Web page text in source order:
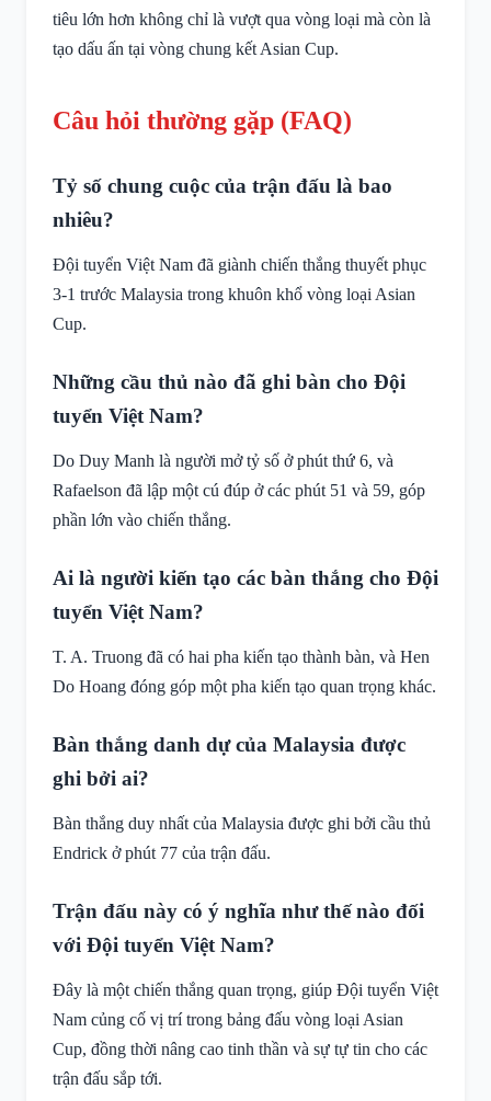
tiêu lớn hơn không chỉ là vượt qua vòng loại mà còn là
tạo dấu ấn tại vòng chung kết Asian Cup.
Câu hỏi thường gặp (FAQ)
Tỷ số chung cuộc của trận đấu là bao
nhiêu?
Đội tuyển Việt Nam đã giành chiến thắng thuyết phục
3-1 trước Malaysia trong khuôn khổ vòng loại Asian
Cup.
Những cầu thủ nào đã ghi bàn cho Đội
tuyển Việt Nam?
Do Duy Manh là người mở tỷ số ở phút thứ 6, và
Rafaelson đã lập một cú đúp ở các phút 51 và 59, góp
phần lớn vào chiến thắng.
Ai là người kiến tạo các bàn thắng cho Đội
tuyển Việt Nam?
T. A. Truong đã có hai pha kiến tạo thành bàn, và Hen
Do Hoang đóng góp một pha kiến tạo quan trọng khác.
Bàn thắng danh dự của Malaysia được
ghi bởi ai?
Bàn thắng duy nhất của Malaysia được ghi bởi cầu thủ
Endrick ở phút 77 của trận đấu.
Trận đấu này có ý nghĩa như thế nào đối
với Đội tuyển Việt Nam?
Đây là một chiến thắng quan trọng, giúp Đội tuyển Việt
Nam củng cố vị trí trong bảng đấu vòng loại Asian
Cup, đồng thời nâng cao tinh thần và sự tự tin cho các
trận đấu sắp tới.